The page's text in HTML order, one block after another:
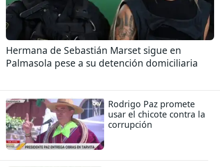
Hermana de Sebastián Marset sigue en
Palmasola pese a su detención domiciliaria
Rodrigo Paz promete
usar el chicote contra la
corrupción